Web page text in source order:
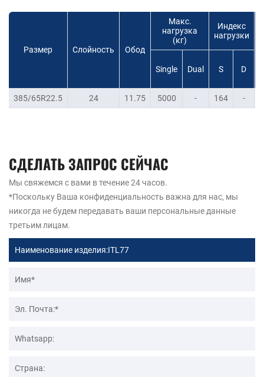
Размер Слойность Обод
Макс.
нагрузка
(кг)
Индекс
нагрузки
Single
Dual S D
385/65R22.5 24 11.75 5000 - 164 -
СДЕЛАТЬ ЗАПРОС СЕЙЧАС
Мы свяжемся с вами в течение 24 часов.
*Поскольку Ваша конфиденциальность важна для нас, мы
никогда не будем передавать ваши персональные данные
третьим лицам.